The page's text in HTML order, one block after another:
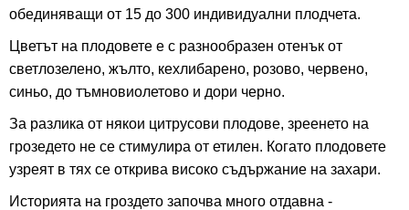
обединяващи от 15 до 300 индивидуални плодчета.
Цветът на плодовете е с разнообразен отенък от
светлозелено, жълто, кехлибарено, розово, червено,
синьо, до тъмновиолетово и дори черно.
За разлика от някои цитрусови плодове, зреенето на
грозедето не се стимулира от етилен. Когато плодовете
узреят в тях се открива високо съдържание на захари.
Историята на гроздето започва много отдавна -